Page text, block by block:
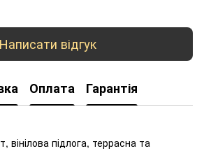
Написати відгук
Оплата Гарантія
вінілова підлога, террасна та